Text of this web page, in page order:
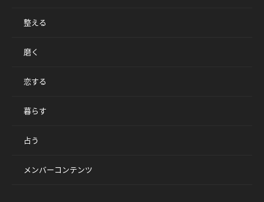
整える
磨く
恋する
暮らす
占う
メンバーコンテンツ